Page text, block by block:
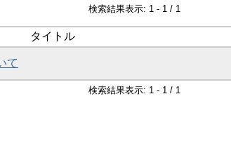
検索結果表示: 1 - 1 / 1
タイトル
て
検索結果表示: 1 - 1 / 1